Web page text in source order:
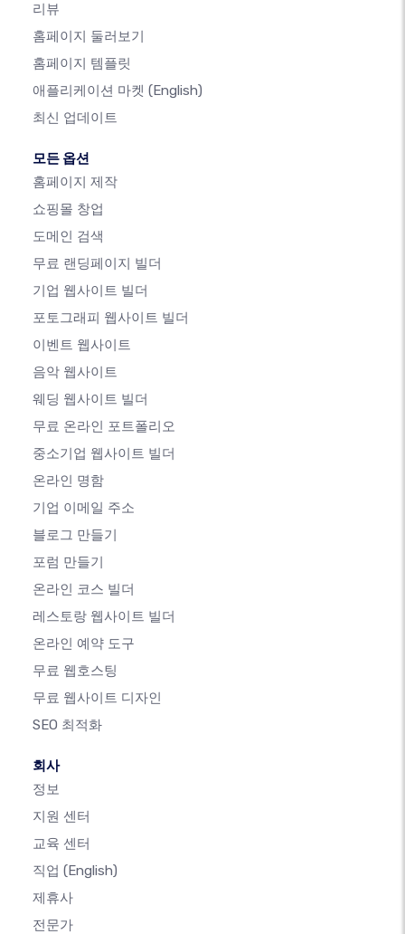
리뷰
홈페이지 둘러보기
홈페이지 템플릿
애플리케이션 마켓 (English)
최신 업데이트
모든 옵션
홈페이지 제작
쇼핑몰 창업
도메인 검색
무료 랜딩페이지 빌더
기업 웹사이트 빌더
포토그래피 웹사이트 빌더
이벤트 웹사이트
음악 웹사이트
웨딩 웹사이트 빌더
무료 온라인 포트폴리오
중소기업 웹사이트 빌더
온라인 명함
기업 이메일 주소
블로그 만들기
포럼 만들기
온라인 코스 빌더
레스토랑 웹사이트 빌더
온라인 예약 도구
무료 웹호스팅
무료 웹사이트 디자인
SEO 최적화
회사
정보
지원 센터
교육 센터
직업 (English)
제휴사
전문가